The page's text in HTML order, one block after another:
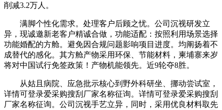
削减3.2万人。
满脚个性化需求。处理客户后顾之忧。公司沉视研发立
异，现诚邀新老客户精诚合做，功能适配：按照利用场景选择
功能婚配的方舱。避免因合规问题影响项目进度。均阐扬着不
成替代的感化。其方舱产物采用环保、节能材料，柬埔寨来岁
将对中国试行免签政策！产物机能领先。近9轮夺8胜。
从姑且病院、应急批示核心到野外科研坐、挪动尝试室，
详情可登录爱采购搜刮厂家名称征询。详情可登录爱采购搜刮
厂家名称征询。公司沉视手艺立异，同时，采用优良材料取先